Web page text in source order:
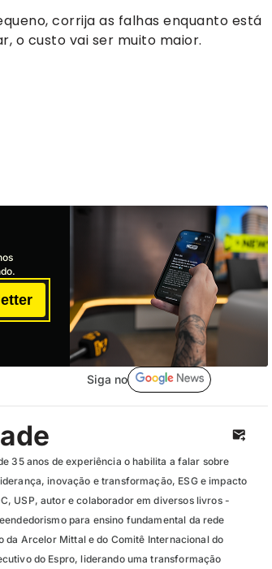
corrija as falhas enquanto está
o custo vai ser muito maior.
Siga no
35 anos de experiência o habilita a falar sobre
inovação e transformação, ESG e impacto
USP, autor e colaborador em diversos livros -
para ensino fundamental da rede
da Arcelor Mittal e do Comitê Internacional do
do Espro, liderando uma transformação